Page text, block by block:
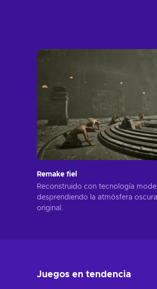
Remake fiel
Reconstruido con tecnología
desprendiendo la atmósfera
original.
Juegos en tendencia